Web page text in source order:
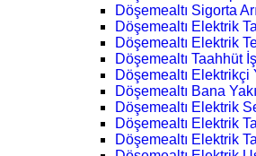
Döşemealtı Sigorta
Döşemealtı Elektrik
Döşemealtı Elektrik
Döşemealtı Taahhüt
Döşemealtı Elektrikçi
Döşemealtı Bana
Döşemealtı Elektrik
Döşemealtı Elektrik
Döşemealtı Elektrik